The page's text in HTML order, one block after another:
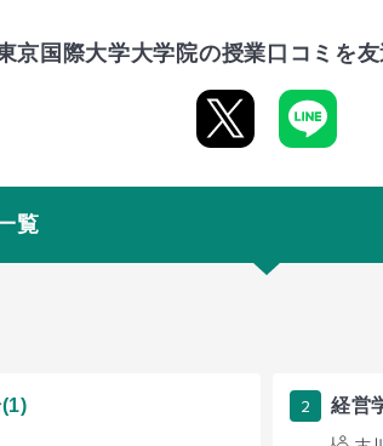
京国際大学大学院の授業口コミを
覧
(1) 2 経営